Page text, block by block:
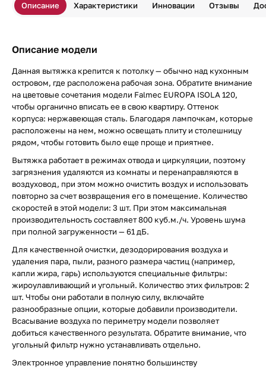
Описание Характеристики Инновации Отзывы
Описание модели
Данная вытяжка крепится к потолку — обычно над кухонным
островом, где расположена рабочая зона. Обратите внимание
на цветовые сочетания модели Falmec EUROPA ISOLA 120,
чтобы органично вписать ее в свою квартиру. Оттенок
корпуса: нержавеющая сталь. Благодаря лампочкам, которые
расположены на нем, можно освещать плиту и столешницу
рядом, чтобы готовить было еще проще и приятнее.
Вытяжка работает в режимах отвода и циркуляции, поэтому
загрязнения удаляются из комнаты и перенаправляются в
воздуховод, при этом можно очистить воздух и использовать
повторно за счет возвращения его в помещение. Количество
скоростей в этой модели: 3 шт. При этом максимальная
производительность составляет 800 куб.м./ч. Уровень шума
при полной загруженности — 61 дБ.
Для качественной очистки, дезодорирования воздуха и
удаления пара, пыли, разного размера частиц (например,
капли жира, гарь) используются специальные фильтры:
жироулавливающий и угольный. Количество этих фильтров: 2
шт. Чтобы они работали в полную силу, включайте
разнообразные опции, которые добавили производители.
Всасывание воздуха по периметру модели позволяет
добиться качественного результата. Обратите внимание, что
угольный фильтр нужно устанавливать отдельно.
Электронное управление понятно большинству